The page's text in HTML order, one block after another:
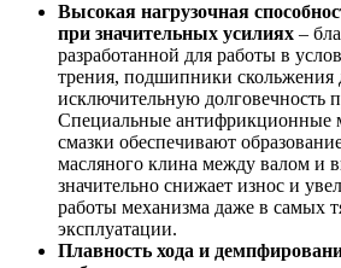
Высокая нагрузочная
при значительных усилиях –
разработанной для работы в
трения, подшипники скольжения
исключительную долговечность
Специальные антифрикционные
смазки обеспечивают
масляного клина между валом и
значительно снижает износ и
работы механизма даже в самых
эксплуатации.
Плавность хода и